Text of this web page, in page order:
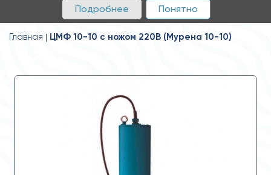
Подробнее Понятно
Главная ЦМФ 10-10 с ножом 220В (Мурена 10-10)